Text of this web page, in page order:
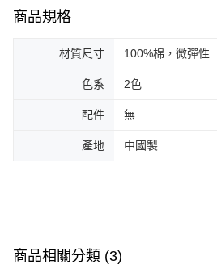
商品規格
材質尺寸 100%棉，微彈性
色系 2色
配件 無
產地 中國製
商品相關分類 (3)